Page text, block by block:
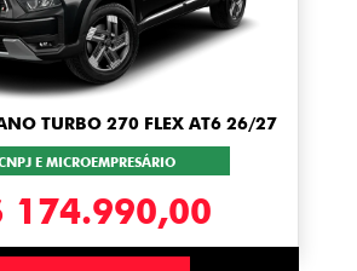
TURBO 270 FLEX AT6 26/27
E MICROEMPRESÁRIO
174.990,00